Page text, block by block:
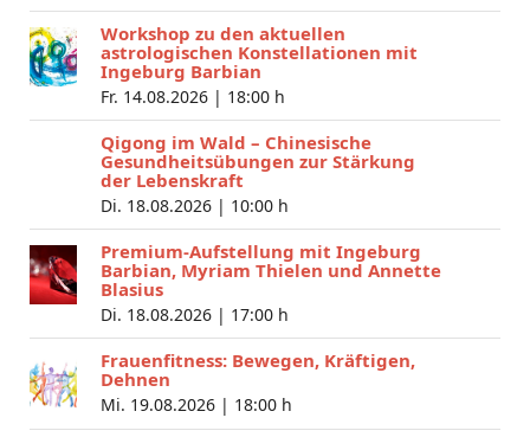
Workshop zu den aktuellen
astrologischen Konstellationen mit
Ingeburg Barbian
Fr. 14.08.2026 | 18:00 h
Qigong im Wald – Chinesische
Gesundheitsübungen zur Stärkung
der Lebenskraft
Di. 18.08.2026 | 10:00 h
Premium-Aufstellung mit Ingeburg
Barbian, Myriam Thielen und Annette
Blasius
Di. 18.08.2026 | 17:00 h
Frauenfitness: Bewegen, Kräftigen,
Dehnen
Mi. 19.08.2026 | 18:00 h